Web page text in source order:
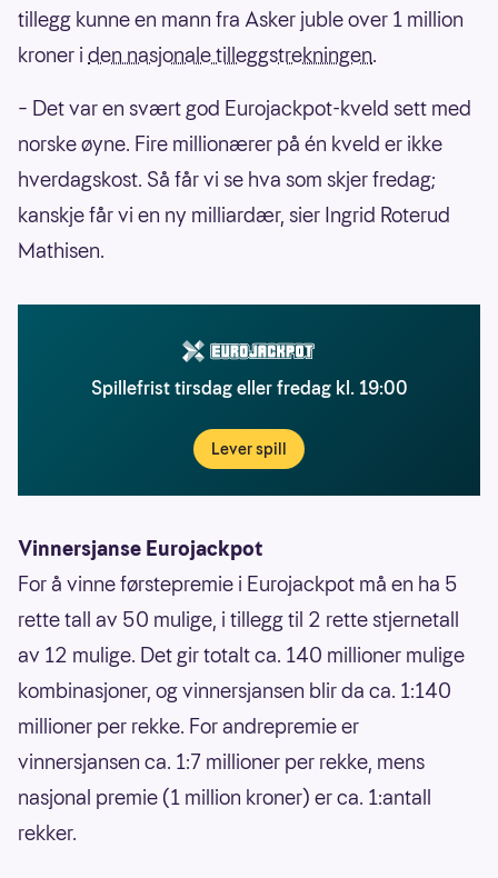
tillegg kunne en mann fra Asker juble over 1 million
kroner i den nasjonale tilleggstrekningen.
– Det var en svært god Eurojackpot-kveld sett med
norske øyne. Fire millionærer på én kveld er ikke
hverdagskost. Så får vi se hva som skjer fredag;
kanskje får vi en ny milliardær, sier Ingrid Roterud
Mathisen.
Spillefrist tirsdag eller fredag kl. 19:00
Lever spill
Vinnersjanse Eurojackpot
For å vinne førstepremie i Eurojackpot må en ha 5
rette tall av 50 mulige, i tillegg til 2 rette stjernetall
av 12 mulige. Det gir totalt ca. 140 millioner mulige
kombinasjoner, og vinnersjansen blir da ca. 1:140
millioner per rekke. For andrepremie er
vinnersjansen ca. 1:7 millioner per rekke, mens
nasjonal premie (1 million kroner) er ca. 1:antall
rekker.